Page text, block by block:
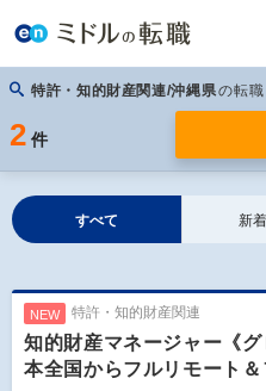
特許・知的財産関連/沖縄県の転
2 件
すべて 新
NEW 特許・知的財産関連
知的財産マネージャー《
本全国からフルリモート＆